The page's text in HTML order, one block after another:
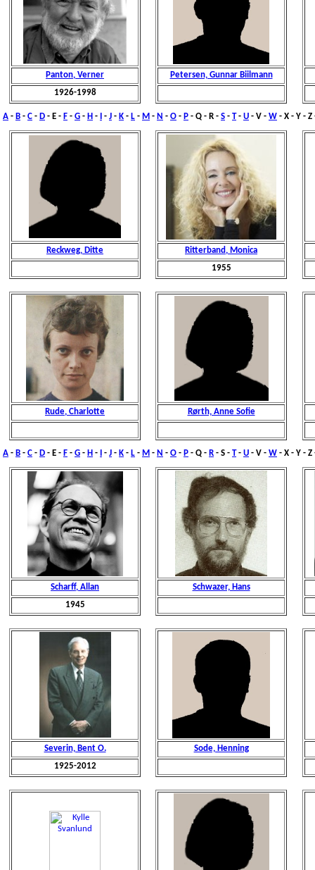
Panton, Verner
1926-1998
Petersen, Gunnar Biilmann
A - B - C - D - E - F - G - H - - J - K - L - M - N - O - P - Q - R - S - T- U - V - W - X - Y -
Reckweg, Ditte
Ritterband, Monica
1955
Rude, Charlotte Rørth, Anne Sofie
A - B - C - D - E - F - G - H - - J - K - L - M - N - O - P - Q - R - S - T- U - V - W - X - Y -
Scharff, Allan
1945
Schwazer, Hans
Severin, Bent O.
1925-2012
Sode, Henning